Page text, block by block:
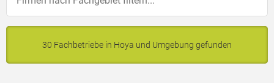
30 Fachbetriebe in Hoya und Umgebung gefunden